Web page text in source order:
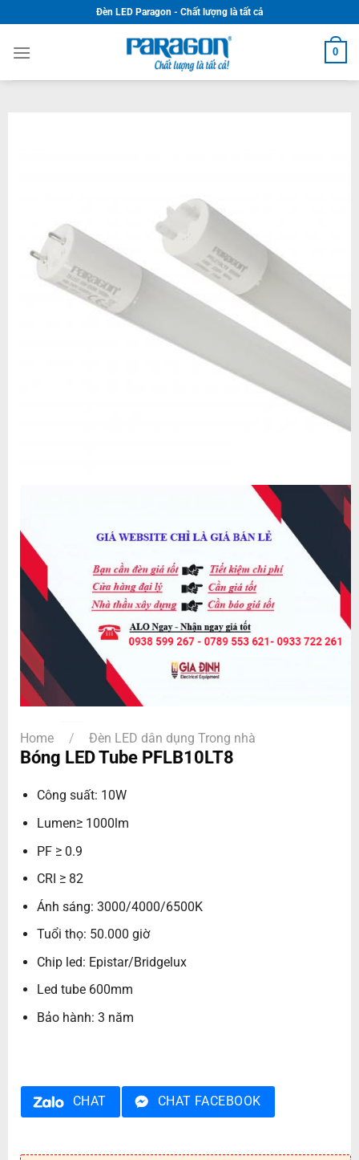
to
content
Đèn LED Paragon - Chất lượng là tất cả
0
Home / Đèn LED dân dụng Trong nhà
Bóng LED Tube PFLB10LT8
Công suất: 10W
Lumen≥ 1000lm
PF ≥ 0.9
CRI ≥ 82
Ánh sáng: 3000/4000/6500K
Tuổi thọ: 50.000 giờ
Chip led: Epistar/Bridgelux
Led tube 600mm
Bảo hành: 3 năm
CHAT CHAT FACEBOOK